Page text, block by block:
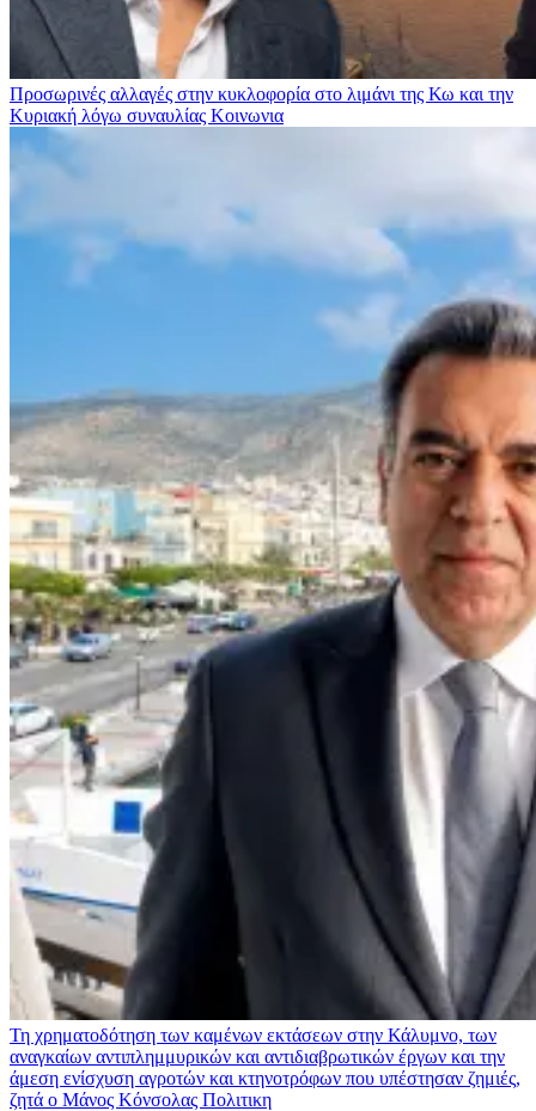
Προσωρινές αλλαγές στην κυκλοφορία στο λιμάνι της Κω και την
Κυριακή λόγω συναυλίας Κοινωνια
Τη χρηματοδότηση των καμένων εκτάσεων στην Κάλυμνο, των
αναγκαίων αντιπλημμυρικών και αντιδιαβρωτικών έργων και την
άμεση ενίσχυση αγροτών και κτηνοτρόφων που υπέστησαν ζημιές,
ζητά ο Μάνος Κόνσολας Πολιτικη